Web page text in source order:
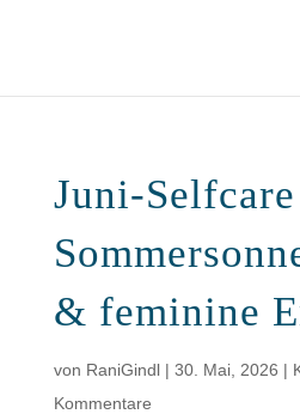
Juni-
& feminine
von RaniGindl| 30. Mai, 2026 |
Kommentare